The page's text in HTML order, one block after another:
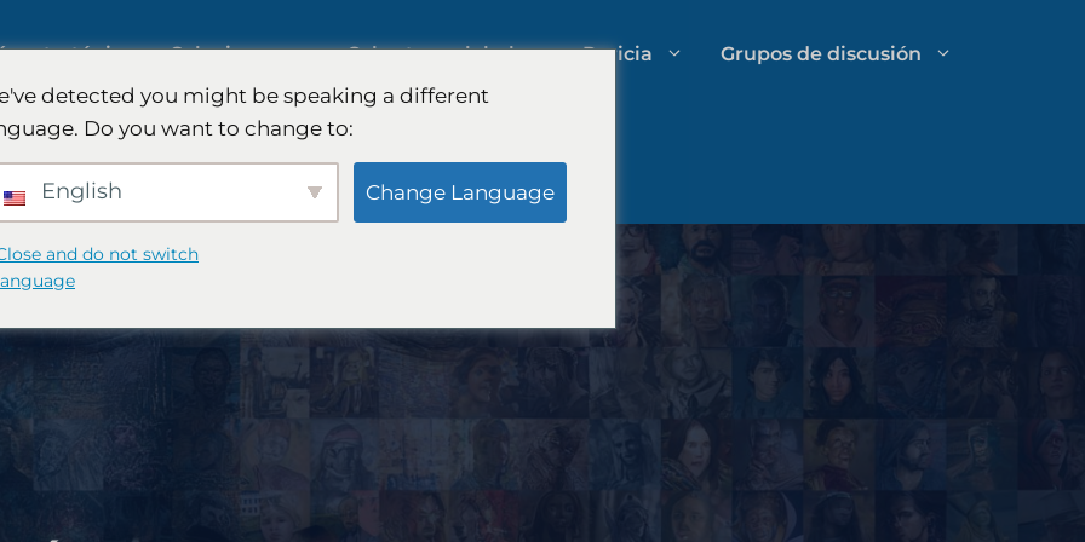
estratégica Soluciones
de IA
de
de
Estudios de mercado
internacionales
Gestión de gastos de bufetes de
Estrategias de crecimiento para
Cobertura global Pericia Grupos de discusión
detected you might be speaking a different
Do you want to change to:
English Change Language
and do not switch